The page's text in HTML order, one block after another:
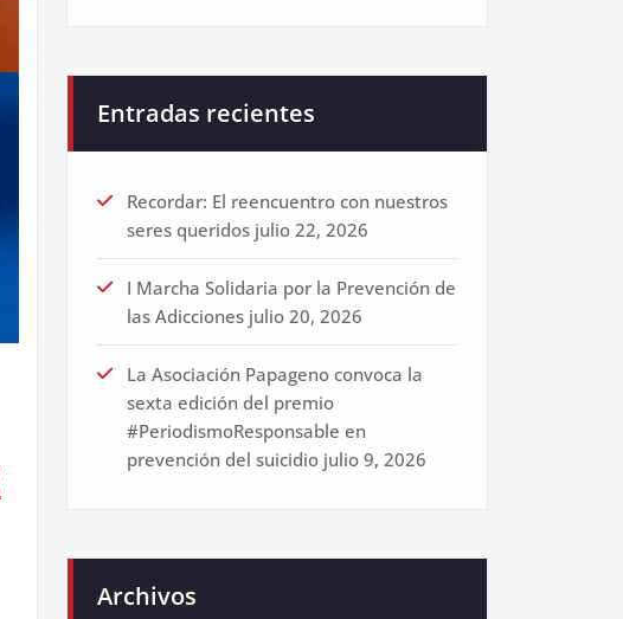
Entradas recientes
Recordar: El reencuentro con nuestros
seres queridos julio 22, 2026
I Marcha Solidaria por la Prevención de
las Adicciones julio 20, 2026
La Asociación Papageno convoca la
sexta edición del premio
#PeriodismoResponsable en
prevención del suicidio julio 9, 2026
Archivos